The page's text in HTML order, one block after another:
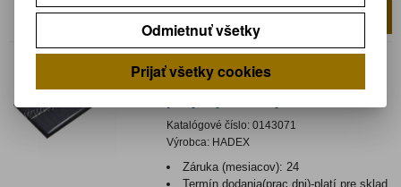
ks Pridať do košíka
Solárny panel mini 6V/1,0W
Katalógové číslo: 0143071
Výrobca: HADEX
Záruka (mesiacov): 24
Termín dodania(prac.dni)-platí pre sklad
Odmietnuť všetky
Prijať všetky cookies